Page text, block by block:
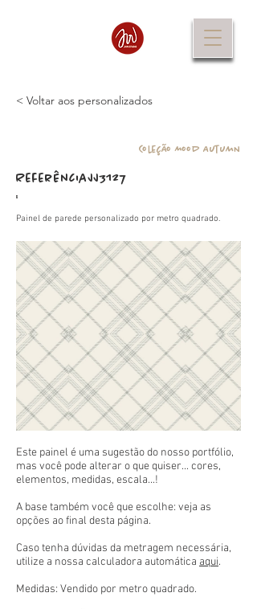
< Voltar aos personalizados
Coleção Mood Autumn
Referência
:
JJ3127
Painel de parede personalizado por metro quadrado.
Este painel é uma sugestão do nosso portfólio,
mas você pode alterar o que quiser... cores,
elementos, medidas, escala...!
A base também você que escolhe: veja as
opções ao final desta página.
Caso tenha dúvidas da metragem necessária,
utilize a nossa calculadora automática aqui.
Medidas: Vendido por metro quadrado.